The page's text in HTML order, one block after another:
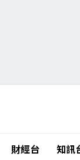
財經台 知訊